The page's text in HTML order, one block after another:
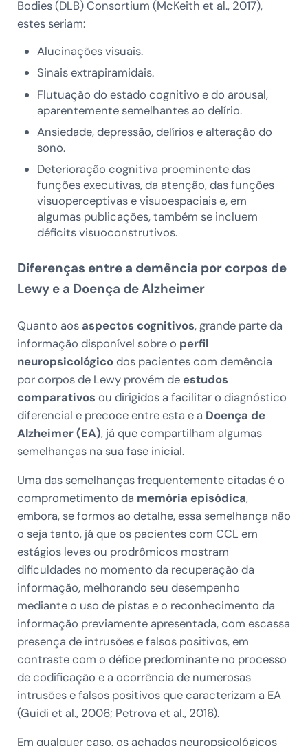
Bodies (DLB) Consortium (McKeith et al., 2017),
estes seriam:
Alucinações visuais.
Sinais extrapiramidais.
Flutuação do estado cognitivo e do arousal,
aparentemente semelhantes ao delírio.
Ansiedade, depressão, delírios e alteração do
sono.
Deterioração cognitiva proeminente das
funções executivas, da atenção, das funções
visuoperceptivas e visuoespaciais e, em
algumas publicações, também se incluem
déficits visuoconstrutivos.
Diferenças entre a demência por corpos de
Lewy e a Doença de Alzheimer
Quanto aos aspectos cognitivos, grande parte da
informação disponível sobre o perfil
neuropsicológicodos pacientes com demência
por corpos de Lewy provém de estudos
comparativos ou dirigidos a facilitar o diagnóstico
diferencial e precoce entre esta e a Doença de
Alzheimer (EA), já que compartilham algumas
semelhanças na sua fase inicial.
Uma das semelhanças frequentemente citadas é o
comprometimento da memória episódica,
embora, se formos ao detalhe, essa semelhança não
o seja tanto, já que os pacientes com CCL em
estágios leves ou prodrômicos mostram
dificuldades no momento da recuperação da
informação, melhorando seu desempenho
mediante o uso de pistas e o reconhecimento da
informação previamente apresentada, com escassa
presença de intrusões e falsos positivos, em
contraste com o défice predominante no processo
de codificação e a ocorrência de numerosas
intrusões e falsos positivos que caracterizam a EA
(Guidi et al., 2006; Petrova et al., 2016).
Em qualquer caso, os achados neuropsicológicos